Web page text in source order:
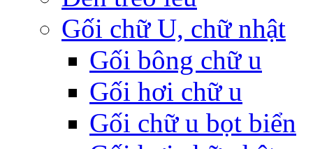
Gối chữ U, chữ nhật
Gối bông chữ u
Gối hơi chữ u
Gối chữ u bọt biển